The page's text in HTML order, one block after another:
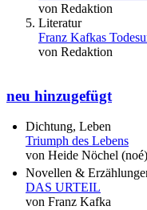
von Redaktion
Literatur
Franz Kafkas
von Redaktion
neu hinzugefügt
Dichtung, Leben
Triumph des Lebens
von Heide Nöchel (noé)
Novellen &
DAS URTEIL
von Franz Kafka